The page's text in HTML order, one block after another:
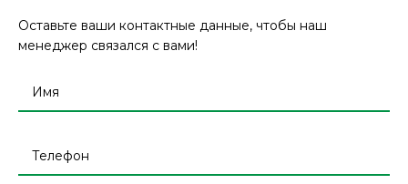
Оставьте ваши контактные данные, чтобы наш
менеджер связался с вами!